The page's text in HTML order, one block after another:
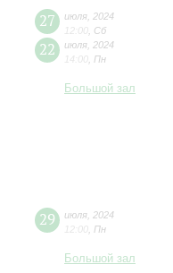
27 июля 2024
12:00 Сб
22 июля 2024
14:00 Пн
Большой зал
29 июля 2024
12:00 Пн
Большой зал